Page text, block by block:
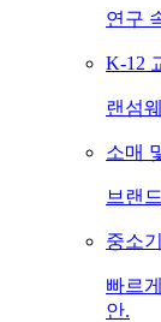
연구
K-12
랜섬
소매
브랜
중소
빠르
안.